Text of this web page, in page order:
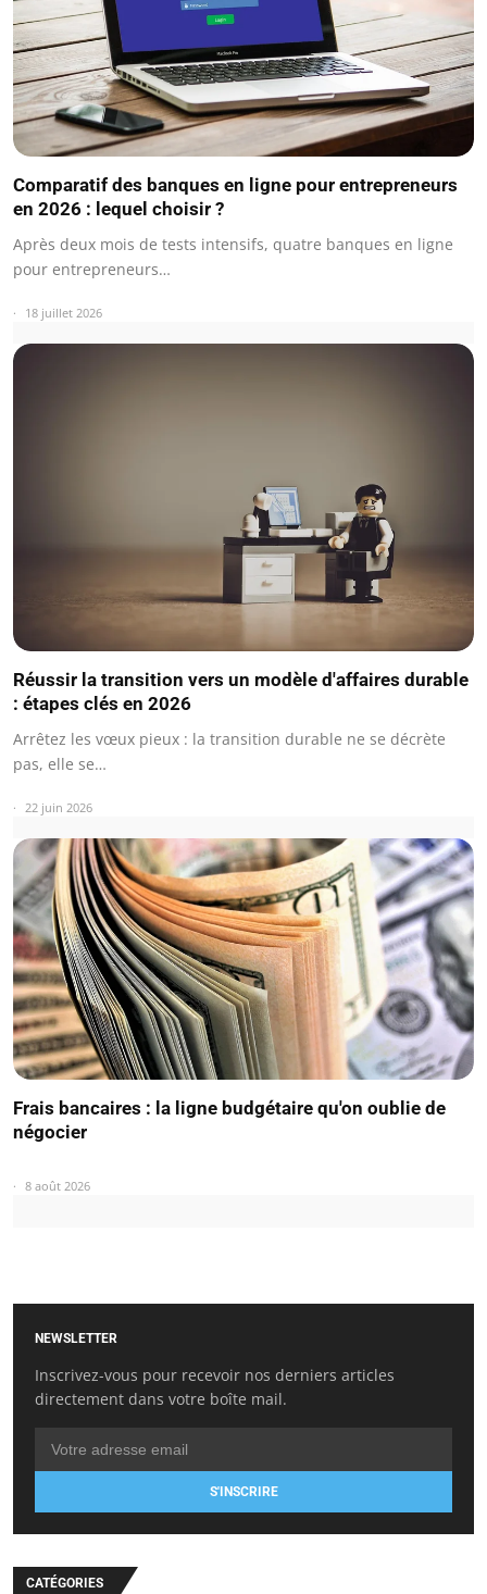
Comparatif des banques en ligne pour entrepreneurs
en 2026 : lequel choisir ?
Après deux mois de tests intensifs, quatre banques en ligne
pour entrepreneurs…
18 juillet 2026
Réussir la transition vers un modèle d'affaires durable
: étapes clés en 2026
Arrêtez les vœux pieux : la transition durable ne se décrète
pas, elle se…
22 juin 2026
Frais bancaires : la ligne budgétaire qu'on oublie de
négocier
8 août 2026
NEWSLETTER
Inscrivez-vous pour recevoir nos derniers articles
directement dans votre boîte mail.
S'INSCRIRE
CATÉGORIES